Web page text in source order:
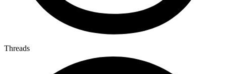
Threads